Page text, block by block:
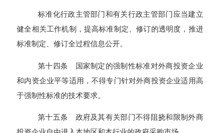
标准化行政主管部门和有关行政主管部门应当建立
健全相关工作机制，提高标准制定、修订的透明度，推进
标准制定、修订全过程信息公开。
第十四条 国家制定的强制性标准对外商投资企业
和内资企业平等适用，不得专门针对外商投资企业适用高
于强制性标准的技术要求。
第十五条 政府及其有关部门不得阻挠和限制外商